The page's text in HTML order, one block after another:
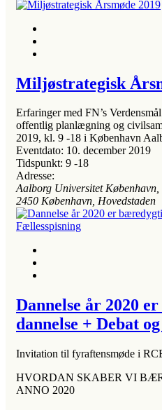
Miljøstrategisk
Erfaringer med FN’s
offentlig planlægning og
2019, kl. 9 ‐18 i København
Eventdato: 10. december 2019
Tidspunkt: 9 ‐18
Adresse:
Aalborg Universitet København,
2450 København, Hovedstaden
Dannelse år 2020
dannelse + Debat
Invitation til fyraftensmøde i
HVORDAN SKABER VI
ANNO 2020